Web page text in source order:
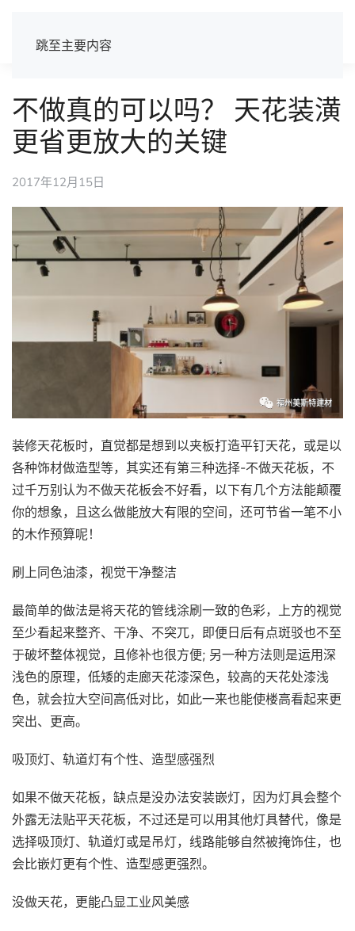
跳至主要内容
不做真的可以吗？ 天花装潢
更省更放大的关键
2017年12月15日
装修天花板时，直觉都是想到以夹板打造平钉天花，或是以
各种饰材做造型等，其实还有第三种选择-不做天花板，不
过千万别认为不做天花板会不好看，以下有几个方法能颠覆
你的想象，且这么做能放大有限的空间，还可节省一笔不小
的木作预算呢！
刷上同色油漆，视觉干净整洁
最简单的做法是将天花的管线涂刷一致的色彩，上方的视觉
至少看起来整齐、干净、不突兀，即便日后有点斑驳也不至
于破坏整体视觉，且修补也很方便; 另一种方法则是运用深
浅色的原理，低矮的走廊天花漆深色，较高的天花处漆浅
色，就会拉大空间高低对比，如此一来也能使楼高看起来更
突出、更高。
吸顶灯、轨道灯有个性、造型感强烈
如果不做天花板，缺点是没办法安装嵌灯，因为灯具会整个
外露无法贴平天花板，不过还是可以用其他灯具替代，像是
选择吸顶灯、轨道灯或是吊灯，线路能够自然被掩饰住，也
会比嵌灯更有个性、造型感更强烈。
没做天花，更能凸显工业风美感